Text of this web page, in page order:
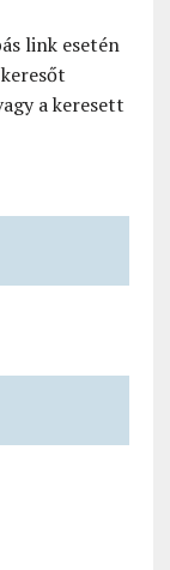
link esetén
a keresett